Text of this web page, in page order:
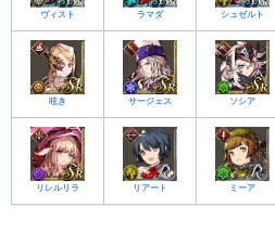
ヴィスト ラマダ シュゼルト
呟き サージェス ソシア
リレルリラ リアート ミーア